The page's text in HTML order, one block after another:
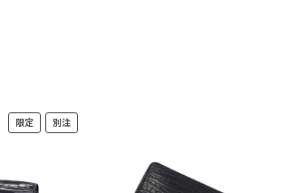
限定 別注